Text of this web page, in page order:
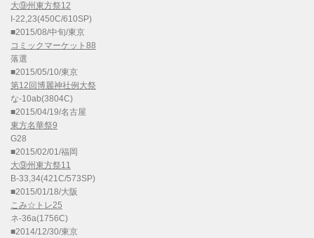
大⑨州東方祭12
I-22,23(450C/610SP)
■2015/08/中旬/東京
コミックマーケット88
落選
■2015/05/10/東京
第12回博麗神社例大祭
な-10ab(3804C)
■2015/04/19/名古屋
東方名華祭9
G28
■2015/02/01/福岡
大⑨州東方祭11
B-33,34(421C/573SP)
■2015/01/18/大阪
こみ☆トレ25
ネ-36a(1756C)
■2014/12/30/東京